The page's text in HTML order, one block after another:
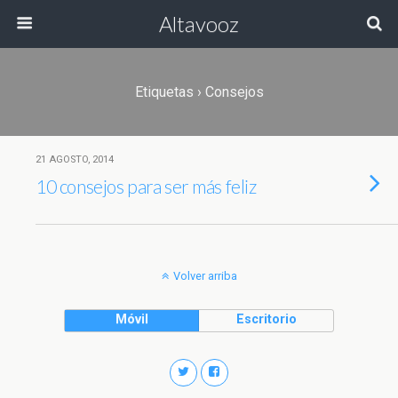
Altavooz
Etiquetas › Consejos
21 AGOSTO, 2014
10 consejos para ser más feliz
Volver arriba
Móvil Escritorio